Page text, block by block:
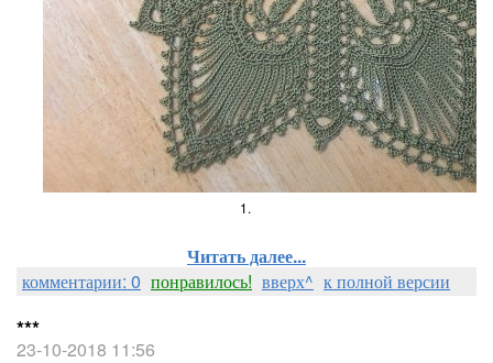
1.
Читать далее...
комментарии: 0 понравилось! вверх^ к полной версии
***
23-10-2018 11:56